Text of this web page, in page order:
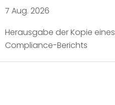
7 Aug. 2026
Herausgabe der Kopie eines
Compliance-Berichts